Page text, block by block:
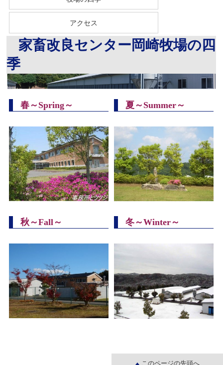
アクセス
家畜改良センター岡崎牧場の四
季
春～Spring～ 夏～Summer～
秋～Fall ～ 冬～Winter～
このページの先頭へ